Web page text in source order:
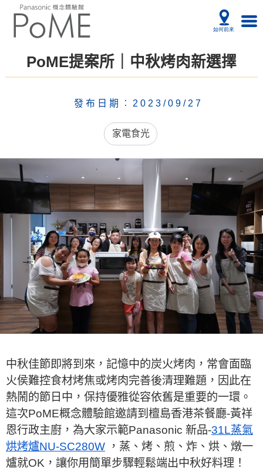
PoME提案所｜中秋烤肉新選擇
家電食光
發布日期︰2023/09/27
中秋佳節即將到來，記憶中的炭火烤肉，常會面臨
火侯難控食材烤焦或烤肉完善後清理難題，因此在
熱鬧的節日中，保持優雅從容依舊是重要的一環。
這次PoME概念體驗館邀請到檀島香港茶餐廳-黃祥
恩行政主廚，為大家示範Panasonic 新品-31L蒸氣
烘烤爐NU-SC280W ，蒸、烤、煎、炸、烘、燉一
爐就OK，讓你用簡單步驟輕鬆端出中秋好料理！